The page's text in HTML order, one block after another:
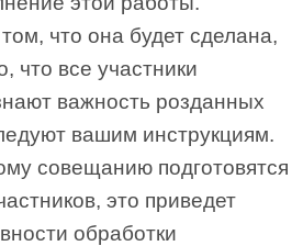
что она будет сделана,
что все участники
важность розданных
вашим инструкциям.
совещанию подготовятся
это приведет
обработки